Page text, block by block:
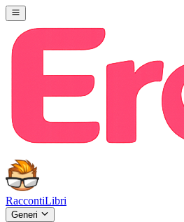
RaccontiLibri
Generi